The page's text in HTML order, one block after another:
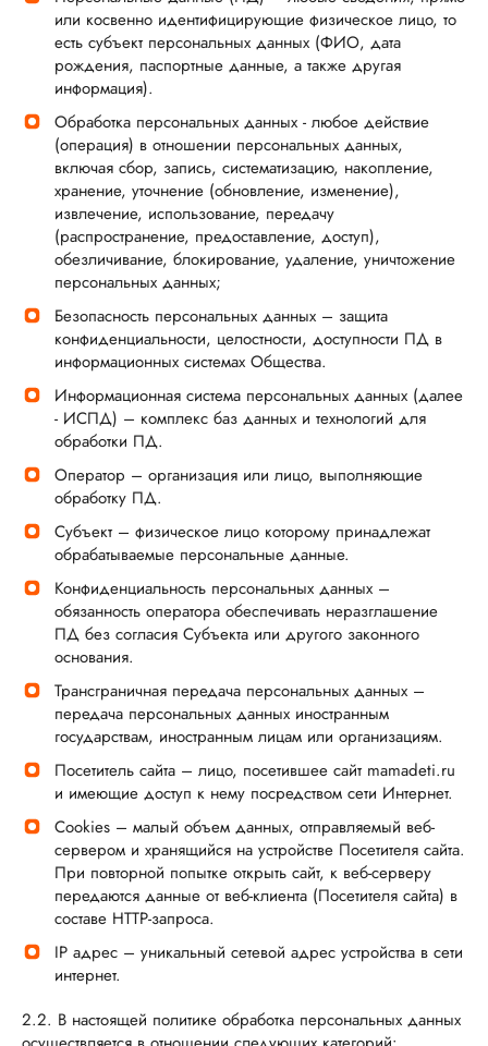
или косвенно идентифицирующие физическое лицо, то
есть субъект персональных данных (ФИО, дата
рождения, паспортные данные, а также другая
информация).
Обработка персональных данных - любое действие
(операция) в отношении персональных данных,
включая сбор, запись, систематизацию, накопление,
хранение, уточнение (обновление, изменение),
извлечение, использование, передачу
(распространение, предоставление, доступ),
обезличивание, блокирование, удаление, уничтожение
персональных данных;
Безопасность персональных данных – защита
конфиденциальности, целостности, доступности ПД в
информационных системах Общества.
Информационная система персональных данных (далее
- ИСПД) – комплекс баз данных и технологий для
обработки ПД.
Оператор – организация или лицо, выполняющие
обработку ПД.
Субъект – физическое лицо которому принадлежат
обрабатываемые персональные данные.
Конфиденциальность персональных данных –
обязанность оператора обеспечивать неразглашение
ПД без согласия Субъекта или другого законного
основания.
Трансграничная передача персональных данных –
передача персональных данных иностранным
государствам, иностранным лицам или организациям.
Посетитель сайта – лицо, посетившее сайт mamadeti.ru
и имеющие доступ к нему посредством сети Интернет.
Cookies – малый объем данных, отправляемый веб-
сервером и хранящийся на устройстве Посетителя сайта.
При повторной попытке открыть сайт, к веб-серверу
передаются данные от веб-клиента (Посетителя сайта) в
составе HTTP-запроса.
IP адрес – уникальный сетевой адрес устройства в сети
интернет.
2.2. В настоящей политике обработка персональных данных